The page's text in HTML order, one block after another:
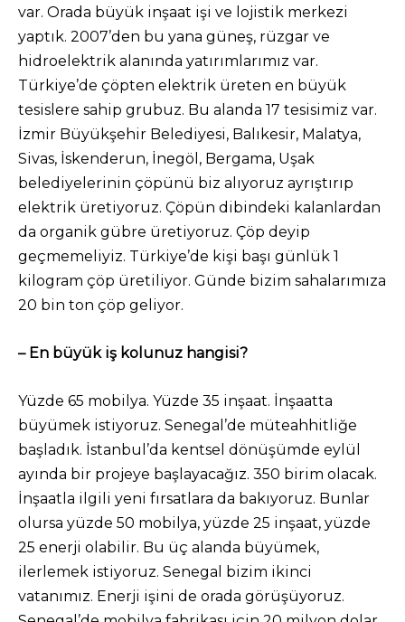
var. Orada büyük inşaat işi ve lojistik merkezi
yaptık. 2007’den bu yana güneş, rüzgar ve
hidroelektrik alanında yatırımlarımız var.
Türkiye’de çöpten elektrik üreten en büyük
tesislere sahip grubuz. Bu alanda 17 tesisimiz var.
İzmir Büyükşehir Belediyesi, Balıkesir, Malatya,
Sivas, İskenderun, İnegöl, Bergama, Uşak
belediyelerinin çöpünü biz alıyoruz ayrıştırıp
elektrik üretiyoruz. Çöpün dibindeki kalanlardan
da organik gübre üretiyoruz. Çöp deyip
geçmemeliyiz. Türkiye’de kişi başı günlük 1
kilogram çöp üretiliyor. Günde bizim sahalarımıza
20 bin ton çöp geliyor.
– En büyük iş kolunuz hangisi?
Yüzde 65 mobilya. Yüzde 35 inşaat. İnşaatta
büyümek istiyoruz. Senegal’de müteahhitliğe
başladık. İstanbul’da kentsel dönüşümde eylül
ayında bir projeye başlayacağız. 350 birim olacak.
İnşaatla ilgili yeni fırsatlara da bakıyoruz. Bunlar
olursa yüzde 50 mobilya, yüzde 25 inşaat, yüzde
25 enerji olabilir. Bu üç alanda büyümek,
ilerlemek istiyoruz. Senegal bizim ikinci
vatanımız. Enerji işini de orada görüşüyoruz.